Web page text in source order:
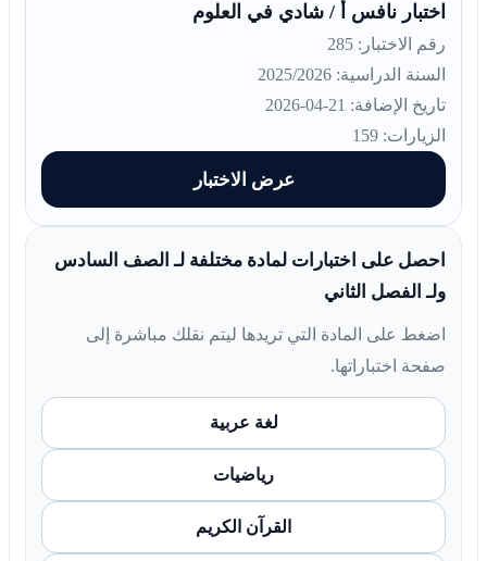
اختبار نافس أ / شادي في العلوم
رقم الاختبار: 285
السنة الدراسية: 2025/2026
تاريخ الإضافة: 21-04-2026
الزيارات: 159
عرض الاختبار
احصل على اختبارات لمادة مختلفة لـ الصف السادس
ولـ الفصل الثاني
اضغط على المادة التي تريدها ليتم نقلك مباشرة إلى
صفحة اختباراتها.
لغة عربية
رياضيات
القرآن الكريم